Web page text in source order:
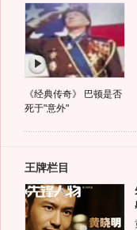
《经典传奇》 巴顿是否
死于"意外"
王牌栏目